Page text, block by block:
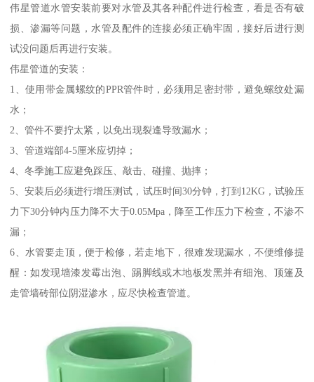
伟星管道水管安装前要对水管及其各种配件进行检查，看是否有破
损、渗漏等问题，水管及配件的连接必须正确牢固，接好后进行测
试没问题后再进行安装。
伟星管道的安装：
1、使用带金属螺纹的PPR管件时，必须用足密封带，避免螺纹处漏
水；
2、管件不要拧太紧，以免出现裂逢导致漏水；
3、管道端部4-5厘米应切掉；
4、冬季施工应避免踩压、敲击、碰撞、抛摔；
5、安装后必须进行增压测试，试压时间30分钟，打到12KG，试验压
力下30分钟内压力降不大于0.05Mpa，降至工作压力下检查，不渗不
漏；
6、水管要走顶，便于检修，若走地下，很难发现漏水，不便维修提
醒：如发现墙漆发霉出泡、踢脚线或木地板发黑并有细泡、顶篷及
走管墙砖部位阴湿渗水，应尽快检查管道。